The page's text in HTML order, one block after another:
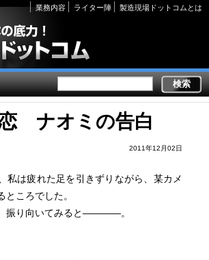
Secondary
links
業務内容 ライター陣 製造現場ドットコムとは
ナオミの告白
2011年12月02日
私は疲れた足を引きずりながら、某カメ
ところでした。
振り向いてみると――――。